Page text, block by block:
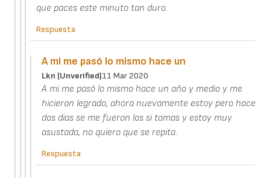
que paces este minuto tan duro.
Respuesta
A mi me pasó lo mismo hace un
Lkn (unverified)11 Mar 2020
A mi me pasó lo mismo hace un año y medio y me
hicieron legrado, ahora nuevamente estoy pero hace
dos dias se me fueron los si tomas y estoy muy
asustada, no quiero que se repita.
Respuesta